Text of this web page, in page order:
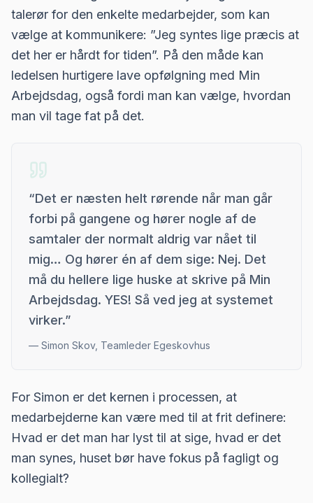
talerør for den enkelte medarbejder, som kan
vælge at kommunikere: ”Jeg syntes lige præcis at
det her er hårdt for tiden”. På den måde kan
ledelsen hurtigere lave opfølgning med Min
Arbejdsdag, også fordi man kan vælge, hvordan
man vil tage fat på det.
“Det er næsten helt rørende når man går
forbi på gangene og hører nogle af de
samtaler der normalt aldrig var nået til
mig… Og hører én af dem sige: Nej. Det
må du hellere lige huske at skrive på Min
Arbejdsdag. YES! Så ved jeg at systemet
virker.”
— Simon Skov, Teamleder Egeskovhus
For Simon er det kernen i processen, at
medarbejderne kan være med til at frit definere:
Hvad er det man har lyst til at sige, hvad er det
man synes, huset bør have fokus på fagligt og
kollegialt?